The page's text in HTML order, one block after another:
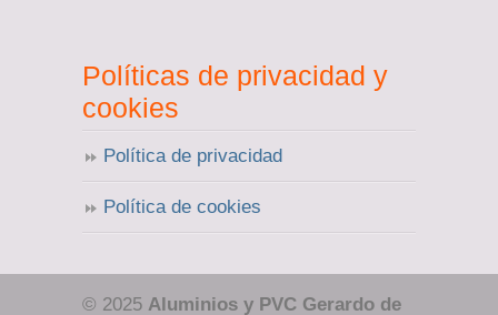
Políticas de privacidad y
cookies
Política de privacidad
Política de cookies
© 2025 Aluminios y PVC Gerardo de